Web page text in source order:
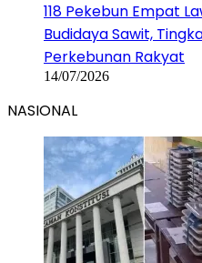
118 Pekebun Empat
Budidaya Sawit,
Perkebunan Rakyat
14/07/2026
NASIONAL